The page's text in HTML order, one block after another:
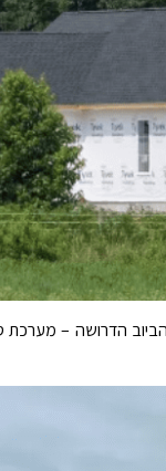
הדרושה –